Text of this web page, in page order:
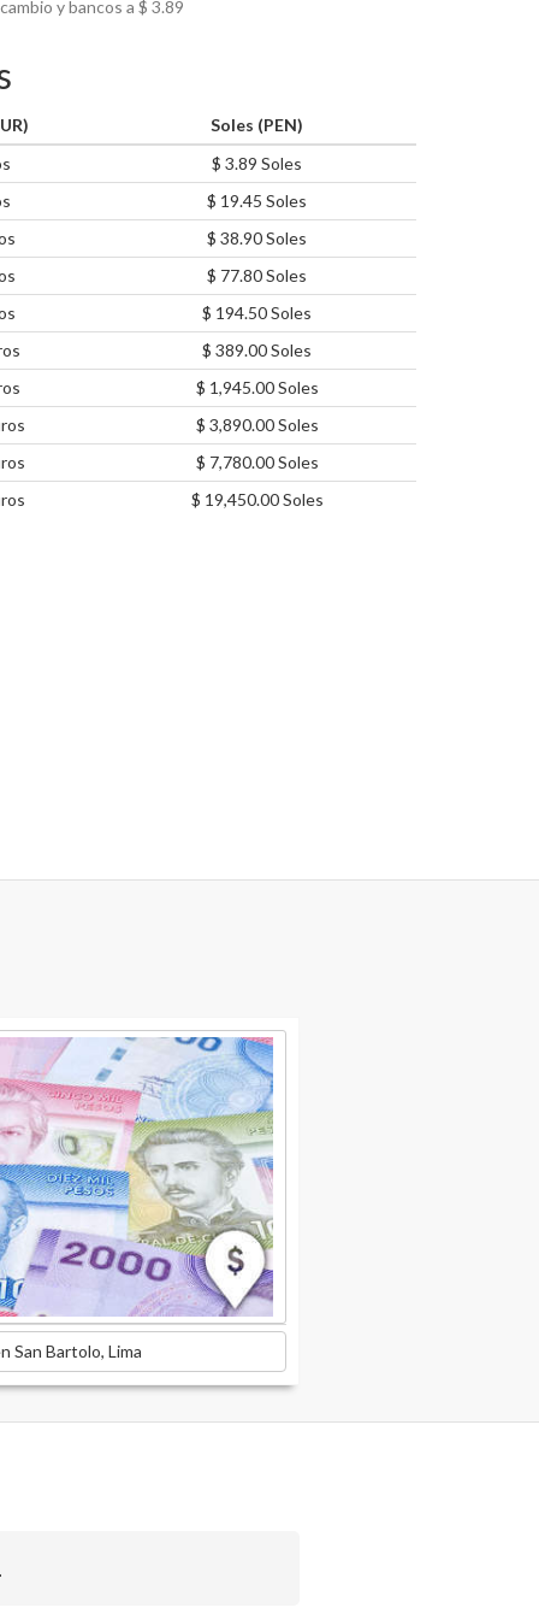
y bancos a $ 3.89
Soles (PEN)
$ 3.89 Soles
$ 19.45 Soles
$ 38.90 Soles
$ 77.80 Soles
$ 194.50 Soles
$ 389.00 Soles
$ 1,945.00 Soles
$ 3,890.00 Soles
$ 7,780.00 Soles
$ 19,450.00 Soles
San Bartolo, Lima